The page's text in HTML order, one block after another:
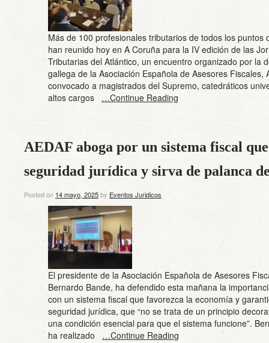
Más de 100 profesionales tributarios de todos los puntos
han reunido hoy en A Coruña para la IV edición de las
Tributarias del Atlántico, un encuentro organizado por la
gallega de la Asociación Española de Asesores Fiscales,
convocado a magistrados del Supremo, catedráticos
altos cargos …Continue Reading
AEDAF aboga por un sistema fiscal
seguridad jurídica y sirva de palanca
Posted on 14 mayo, 2025by Eventos Juridicos
El presidente de la Asociación Española de Asesores
Bernardo Bande, ha defendido esta mañana la
con un sistema fiscal que favorezca la economía y
seguridad jurídica, que “no se trata de un principio
una condición esencial para que el sistema funcione”.
ha realizado …Continue Reading